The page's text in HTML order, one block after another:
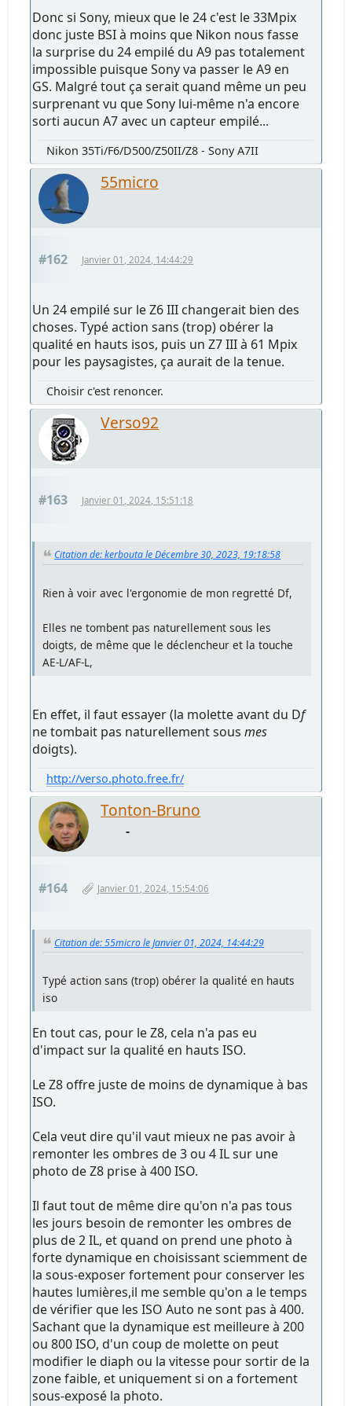
Donc si Sony, mieux que le 24 c'est le 33Mpix
donc juste BSI à moins que Nikon nous fasse
la surprise du 24 empilé du A9 pas totalement
impossible puisque Sony va passer le A9 en
GS. Malgré tout ça serait quand même un peu
surprenant vu que Sony lui-même n'a encore
sorti aucun A7 avec un capteur empilé...
Nikon 35Ti/F6/D500/Z50II/Z8 - Sony A7II
55micro
#162 Janvier 01, 2024, 14:44:29
Un 24 empilé sur le Z6 III changerait bien des
choses. Typé action sans (trop) obérer la
qualité en hauts isos, puis un Z7 III à 61 Mpix
pour les paysagistes, ça aurait de la tenue.
Choisir c'est renoncer.
Verso92
#163 Janvier 01, 2024, 15:51:18
Citation de: kerbouta le Décembre 30, 2023, 19:18:58
Rien à voir avec l'ergonomie de mon regretté Df,
Elles ne tombent pas naturellement sous les
doigts, de même que le déclencheur et la touche
AE-L/AF-L,
En effet, il faut essayer (la molette avant du Df
ne tombait pas naturellement sousmes
doigts).
http://verso.photo.free.fr/
Tonton-Bruno
-
#164 Janvier 01, 2024, 15:54:06
Citation de: 55micro le Janvier 01, 2024, 14:44:29
Typé action sans (trop) obérer la qualité en hauts
iso
En tout cas, pour le Z8, cela n'a pas eu
d'impact sur la qualité en hauts ISO.
Le Z8 offre juste de moins de dynamique à bas
ISO.
Cela veut dire qu'il vaut mieux ne pas avoir à
remonter les ombres de 3 ou 4 IL sur une
photo de Z8 prise à 400 ISO.
Il faut tout de même dire qu'on n'a pas tous
les jours besoin de remonter les ombres de
plus de 2 IL, et quand on prend une photo à
forte dynamique en choisissant sciemment de
la sous-exposer fortement pour conserver les
hautes lumières,il me semble qu'on a le temps
de vérifier que les ISO Auto ne sont pas à 400.
Sachant que la dynamique est meilleure à 200
ou 800 ISO, d'un coup de molette on peut
modifier le diaph ou la vitesse pour sortir de la
zone faible, et uniquement si on a fortement
sous-exposé la photo.